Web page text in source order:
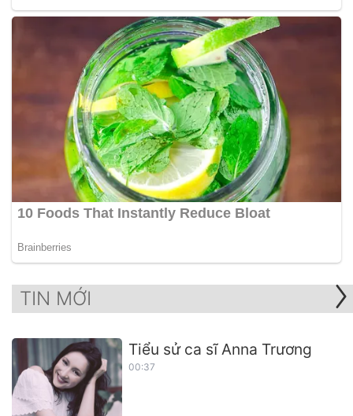
TIN MỚI
Tiểu sử ca sĩ Anna Trương
00:37